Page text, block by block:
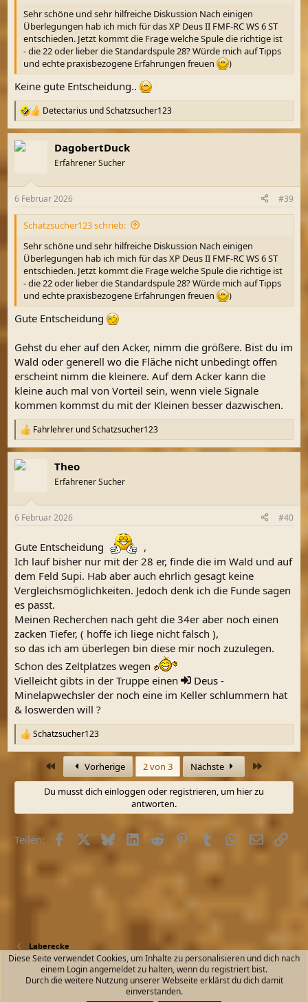
Sehr schöne und sehr hilfreiche Diskussion Nach einigen
Überlegungen hab ich mich für das XP Deus II FMF-RC WS 6 ST
entschieden. Jetzt kommt die Frage welche Spule die richtige ist
- die 22 oder lieber die Standardspule 28? Würde mich auf Tipps
und echte praxisbezogene Erfahrungen freuen
)
Keine gute Entscheidung..
R
e
a
k
e
n
Detectarius undSchatzsucher123
DagobertDuck
Erfahrener Sucher
6 Februar 2026 #39
Schatzsucher123 schrieb:
Sehr schöne und sehr hilfreiche Diskussion Nach einigen
Überlegungen hab ich mich für das XP Deus II FMF-RC WS 6 ST
entschieden. Jetzt kommt die Frage welche Spule die richtige ist
- die 22 oder lieber die Standardspule 28? Würde mich auf Tipps
und echte praxisbezogene Erfahrungen freuen
)
Gute Entscheidung
Gehst du eher auf den Acker, nimm die größere. Bist du im
Wald oder generell wo die Fläche nicht unbedingt offen
erscheint nimm die kleinere. Auf dem Acker kann die
kleine auch mal von Vorteil sein, wenn viele Signale
kommen kommst du mit der Kleinen besser dazwischen.
R
e
a
k
e
:
Fahrlehrer undSchatzsucher123
Theo
Erfahrener Sucher
6 Februar 2026 #40
Gute Entscheidung
,
Ich lauf bisher nur mit der 28 er, finde die im Wald und auf
dem Feld Supi. Hab aber auch ehrlich gesagt keine
Vergleichsmöglichkeiten. Jedoch denk ich die Funde sagen
es passt.
Meinen Recherchen nach geht die 34er aber noch einen
zacken Tiefer, ( hoffe ich liege nicht falsch ),
so das ich am überlegen bin diese mir noch zuzulegen.
Schon des Zeltplatzes wegen
Vielleicht gibts in der Truppe einen
Deus -
Minelapwechsler der noch eine im Keller schlummern hat
& loswerden will ?
R
e
t
n
n
Schatzsucher123
Erste Vorherige 2 von 3 Nächste
Du musst dich einloggen oder registrieren, um hier zu
antworten.
Teilen: FacebookX (Twitter)
BlueskyLinkedInReddit PinterestTumblrWhatsApp
E-MailLink
Laberecke
Kontakt Nutzungsbedingungen
Datenschutz
Start
R
S
Diese Seite verwendet Cookies, um Inhalte zu personalisieren und dich nach
einem Login angemeldet zu halten, wenn du registriert bist.
Durch die weitere Nutzung unserer Webseite erklärst du dich damit
einverstanden.